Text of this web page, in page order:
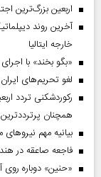
اربعین بزرگ‌ترین
آخرین روند
خارجه ایتالیا
«بگو بخند» با
لغو تحریم‌های
همچنان پرترددترین
بیانیه مهم
فاجعه صاعقه در هند؛ ۱۴ نفر در ایالت جارکند جان
«حنین» دوباره روی